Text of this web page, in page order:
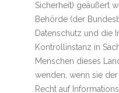
Sicherheit) geäußert
Behörde (der
Datenschutz und die
Kontrollinstanz in
Menschen dieses
wenden, wenn sie
Recht auf